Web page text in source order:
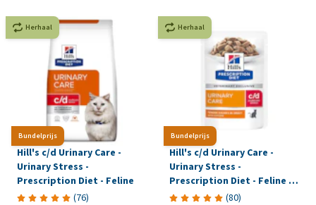
Bundelprijs
Herhaal
Hill's c/d Urinary Care -
Urinary Stress -
Prescription Diet - Feline
(76)
Bundelprijs
Herhaal
Hill's c/d Urinary Care -
Urinary Stress -
Prescription Diet - Feline -
Maaltijdzakje
(80)